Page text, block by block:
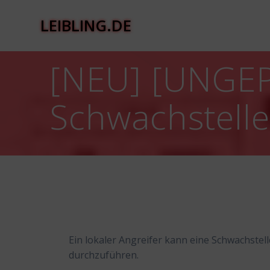
LEIBLING.DE
[NEU]
Ein lokaler Angreifer kann eine
durchzuführen.